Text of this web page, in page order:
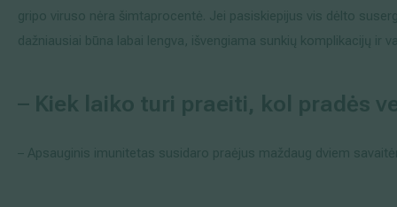
gripo viruso nėra šimtaprocentė. Jei pasiskiepijus vis dėlto
dažniausiai būna labai lengva, išvengiama sunkių komplikacijų ir
– Kiek laiko turi praeiti, kol pradės
– Apsauginis imunitetas susidaro praėjus maždaug dviem